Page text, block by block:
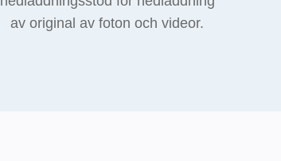
av original av foton och videor.